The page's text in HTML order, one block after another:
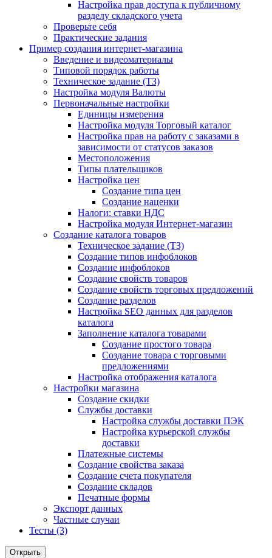
Настройка прав доступа к публичному
разделу складского учета
Проверьте себя
Практические задания
Пример создания интернет-магазина
Введение и видеоматериалы
Типовой порядок работы
Техническое задание (ТЗ)
Настройка модуля Валюты
Первоначальные настройки
Единицы измерения
Настройка модуля Торговый каталог
Настройка прав на работу с заказами в
зависимости от статусов заказов
Местоположения
Типы плательщиков
Настройка цен
Создание типа цен
Создание наценки
Налоги: ставки НДС
Настройка модуля Интернет-магазин
Создание каталога товаров
Техническое задание (ТЗ)
Создание типов инфоблоков
Создание инфоблоков
Создание свойств товаров
Создание свойств торговых предложений
Создание разделов
Настройка SEO данных для разделов
каталога
Заполнение каталога товарами
Создание простого товара
Создание товара с торговыми
предложениями
Настройка отображения каталога
Настройки магазина
Создание скидки
Службы доставки
Настройка службы доставки ПЭК
Настройка курьерской службы
доставки
Платежные системы
Создание свойства заказа
Создание счета покупателя
Создание складов
Печатные формы
Экспорт данных
Частные случаи
Тесты (3)
Открыть